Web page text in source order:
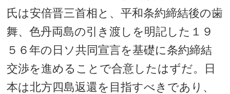
氏は安倍晋三首相と、平和条約締結後の歯
舞、色丹両島の引き渡しを明記した１９
５６年の日ソ共同宣言を基礎に条約締結
交渉を進めることで合意したはずだ。日
本は北方四島返還を目指すべきであり、